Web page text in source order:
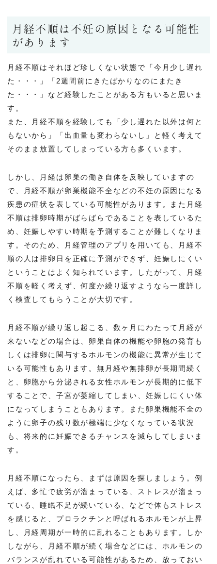
月経不順は不妊の原因となる可能性
があります
月経不順はそれほど珍しくない状態で「今月少し遅れ
た・・・」「2週間前にきたばかりなのにまたき
た・・・」など経験したことがある方もいると思いま
す。
また、月経不順を経験しても「少し遅れた以外は何と
もないから」「出血量も変わらないし」と軽く考えて
そのまま放置してしまっている方も多くいます。
しかし、月経は卵巣の働き自体を反映していますの
で、月経不順が卵巣機能不全などの不妊の原因になる
疾患の症状を表している可能性があります。また月経
不順は排卵時期がばらばらであることを表しているた
め、妊娠しやすい時期を予測することが難しくなりま
す。そのため、月経管理のアプリを用いても、月経不
順の人は排卵日を正確に予測ができず、妊娠しにくい
ということはよく知られています。したがって、月経
不順を軽く考えず、何度か繰り返すようなら一度詳し
く検査してもらうことが大切です。
月経不順が繰り返し起こる、数ヶ月にわたって月経が
来ないなどの場合は、卵巣自体の機能や卵胞の発育も
しくは排卵に関与するホルモンの機能に異常が生じて
いる可能性もあります。無月経や無排卵が長期間続く
と、卵胞から分泌される女性ホルモンが長期的に低下
することで、子宮が萎縮してしまい、妊娠しにくい体
になってしまうこともあります。また卵巣機能不全の
ように卵子の残り数が極端に少なくなっている状況
も、将来的に妊娠できるチャンスを減らしてしまいま
す。
月経不順になったら、まずは原因を探しましょう。例
えば、多忙で疲労が溜まっている、ストレスが溜まっ
ている、睡眠不足が続いている、などで体もストレス
を感じると、プロラクチンと呼ばれるホルモンが上昇
し、月経周期が一時的に乱れることもあります。しか
しながら、月経不順が続く場合などには、ホルモンの
バランスが乱れている可能性があるため、放っておい